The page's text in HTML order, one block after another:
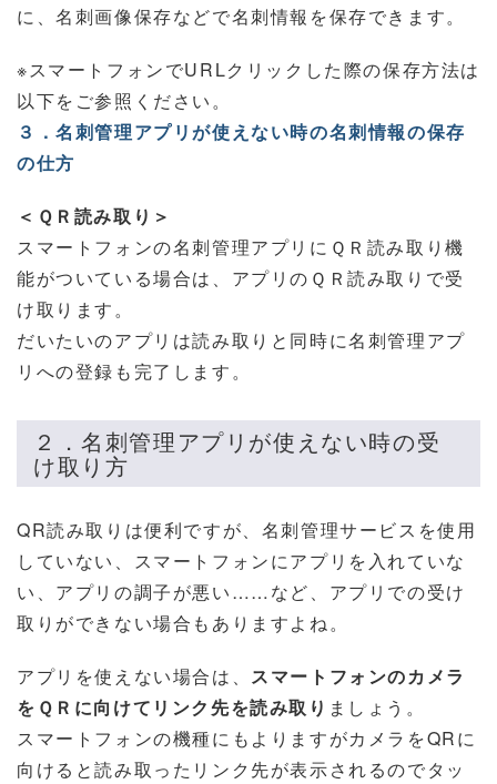
に、名刺画像保存などで名刺情報を保存できます。
※スマートフォンでURLクリックした際の保存方法は
以下をご参照ください。
３．名刺管理アプリが使えない時の名刺情報の保存
の仕方
＜ＱＲ読み取り＞
スマートフォンの名刺管理アプリにＱＲ読み取り機
能がついている場合は、アプリのＱＲ読み取りで受
け取ります。
だいたいのアプリは読み取りと同時に名刺管理アプ
リへの登録も完了します。
２．名刺管理アプリが使えない時の受
け取り方
QR読み取りは便利ですが、名刺管理サービスを使用
していない、スマートフォンにアプリを入れていな
い、アプリの調子が悪い……など、アプリでの受け
取りができない場合もありますよね。
アプリを使えない場合は、 スマートフォンのカメラ
をＱＲに向けてリンク先を読み取り ましょう。
スマートフォンの機種にもよりますがカメラをQRに
向けると読み取ったリンク先が表示されるのでタッ